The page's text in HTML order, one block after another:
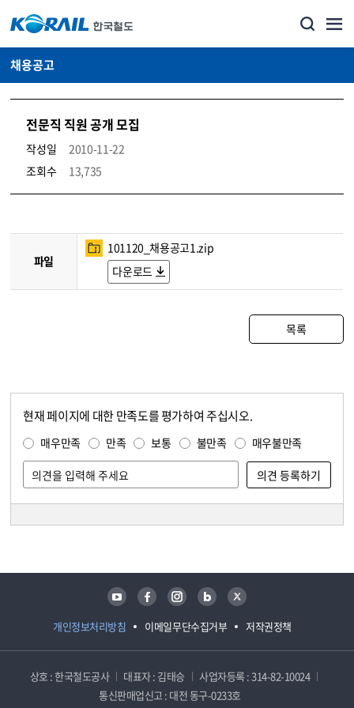
채용공고
전문직 직원 공개 모집
작성일
2010-11-22
조회수
13,735
코레일소개_경영공시_채용공고 상세보기 – 내용, 파일, 담당자 연락처로 구성
파일
101120_채용공고1.zip
다운로드
목록
현재 페이지에 대한 만족도를 평가하여 주십시오.
매우만족 만족 보통 불만족 매우불만족
개인정보처리방침 이메일무단수집거부 저작권정책
유튜브 페이스북 인스타그램 블로그 트위터
상호 : 한국철도공사 대표자 : 김태승
사업자등록 : 314-82-10024
통신판매업신고 : 대전 동구-0233호